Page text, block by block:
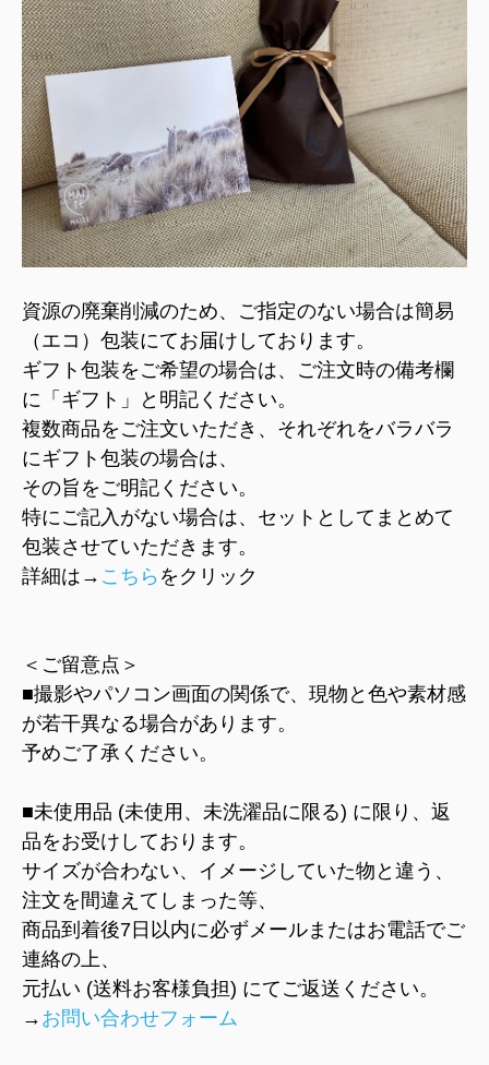
資源の廃棄削減のため、ご指定のない場合は簡易
（エコ）包装にてお届けしております。
ギフト包装をご希望の場合は、ご注文時の備考欄
に「ギフト」と明記ください。
複数商品をご注文いただき、それぞれをバラバラ
にギフト包装の場合は、
その旨をご明記ください。
特にご記入がない場合は、セットとしてまとめて
包装させていただきます。
詳細は→ こちら をクリック
＜ご留意点＞
■撮影やパソコン画面の関係で、現物と色や素材感
が若干異なる場合があります。
予めご了承ください。
■未使用品 (未使用、未洗濯品に限る) に限り、返
品をお受けしております。
サイズが合わない、イメージしていた物と違う、
注文を間違えてしまった等、
商品到着後7日以内に必ずメールまたはお電話でご
連絡の上、
元払い (送料お客様負担) にてご返送ください。
→ お問い合わせフォーム